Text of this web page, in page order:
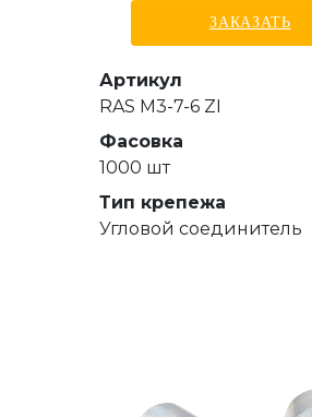
ЗАКАЗАТЬ
Артикул
RAS M3-7-6 ZI
Фасовка
1000 шт
Тип крепежа
Угловой соединитель